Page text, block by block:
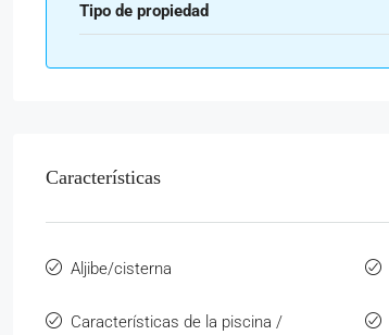
Tipo de propiedad
Características
Aljibe/cisterna
Características de la piscina /